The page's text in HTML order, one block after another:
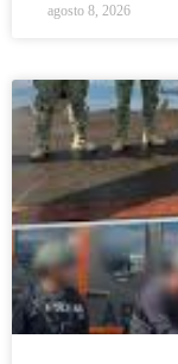
agosto 8, 2026